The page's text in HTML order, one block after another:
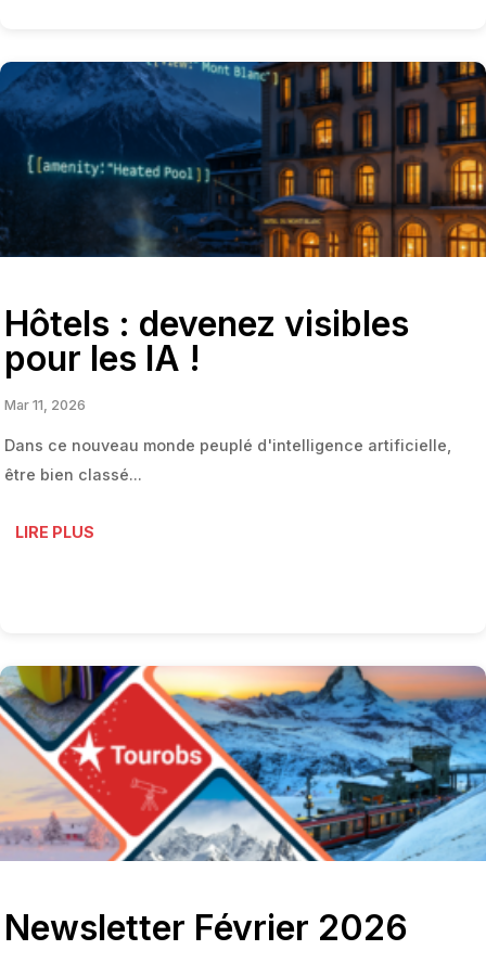
Hôtels : devenez visibles
pour les IA !
Mar 11, 2026
Dans ce nouveau monde peuplé d'intelligence artificielle,
être bien classé...
LIRE PLUS
Newsletter Février 2026